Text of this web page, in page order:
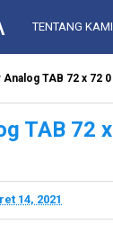
TENTANG KAMI
TAB 72 x 72
TAB 72
14, 2021